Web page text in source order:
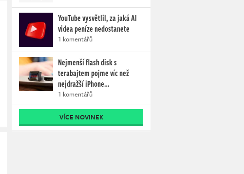
YouTube vysvětlil, za jaká AI
videa peníze nedostanete
1 komentářů
Nejmenší flash disk s
terabajtem pojme víc než
nejdražší iPhone…
1 komentářů
VÍCE NOVINEK